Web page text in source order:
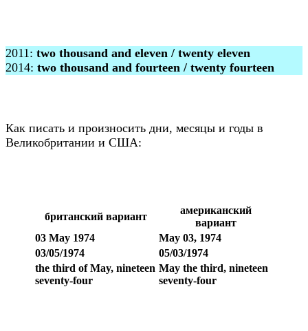
2011: two thousand and eleven / twenty eleven
2014: two thousand and fourteen / twenty fourteen
Как писать и произносить дни, месяцы и годы в
Великобритании и США:
британский вариант
американский
вариант
03 May 1974
May 03, 1974
03/05/1974
05/03/1974
the third of May, nineteen
seventy-four
May the third, nineteen
seventy-four